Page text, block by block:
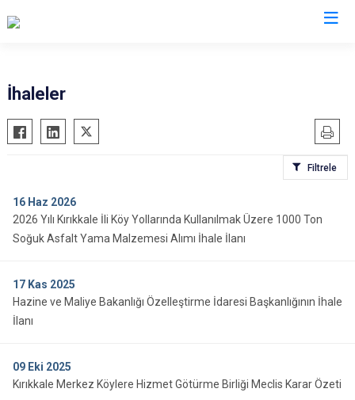
İhaleler
Filtrele
16 Haz 2026
2026 Yılı Kırıkkale İli Köy Yollarında Kullanılmak Üzere 1000 Ton
Soğuk Asfalt Yama Malzemesi Alımı İhale İlanı
17 Kas 2025
Hazine ve Maliye Bakanlığı Özelleştirme İdaresi Başkanlığının İhale
İlanı
09 Eki 2025
Kırıkkale Merkez Köylere Hizmet Götürme Birliği Meclis Karar Özeti